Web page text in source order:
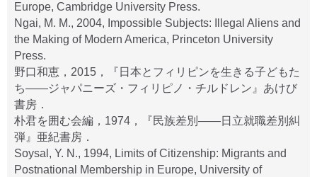
Europe, Cambridge University Press.
Ngai, M. M., 2004, Impossible Subjects: Illegal Aliens and
the Making of Modern America, Princeton University
Press.
野口和恵，2015，『日本とフィリピンを生きる子どもた
ち――ジャパニーズ・フィリピノ・チルドレン』あけび
書房．
朴君を囲む会編，1974，『民族差別――日立就職差別糾
弾』亜紀書房．
Soysal, Y. N., 1994, Limits of Citizenship: Migrants and
Postnational Membership in Europe, University of